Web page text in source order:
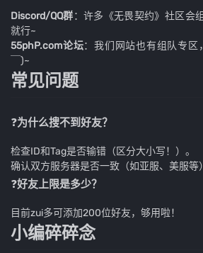
Discord/QQ群：许多《无畏契约》社区会
就行~
55phP.com论坛：我们网站也有组队专
￣)~
常见问题
❓为什么搜不到好友？
检查ID和Tag是否输错（区分大小写！）。
确认双方服务器是否一致（如亚服、美服等
❓好友上限是多少？
目前zui多可添加200位好友，够用啦！
小编碎碎念